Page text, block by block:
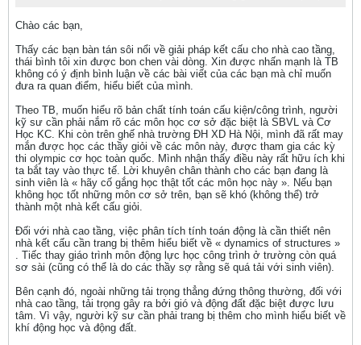
Chào các bạn,
Thấy các bạn bàn tán sôi nổi về giải pháp kết cấu cho nhà cao tầng,
thái bình tôi xin được bon chen vài dòng. Xin được nhấn mạnh là TB
không có ý định bình luận về các bài viết của các bạn mà chỉ muốn
đưa ra quan điểm, hiểu biết của mình.
Theo TB, muốn hiểu rõ bản chất tính toán cấu kiện/công trình, người
kỹ sư cần phải nắm rõ các môn học cơ sở đặc biệt là SBVL và Cơ
Học KC. Khi còn trên ghế nhà trường ĐH XD Hà Nội, mình đã rất may
mắn được học các thầy giỏi về các môn này, được tham gia các kỳ
thi olympic cơ học toàn quốc. Mình nhận thấy điều này rất hữu ích khi
ta bắt tay vào thực tế. Lời khuyên chân thành cho các bạn đang là
sinh viên là « hãy cố gắng học thật tốt các môn học này ». Nếu bạn
không học tốt những môn cơ sở trên, bạn sẽ khó (không thể) trở
thành một nhà kết cấu giỏi.
Đối với nhà cao tầng, việc phân tích tính toán động là cần thiết nên
nhà kết cấu cần trang bị thêm hiểu biết về « dynamics of structures »
. Tiếc thay giáo trình môn động lực học công trình ở trường còn quá
sơ sài (cũng có thể là do các thầy sợ rằng sẽ quá tải với sinh viên).
Bên cạnh đó, ngoài những tải trọng thẳng đứng thông thường, đối với
nhà cao tầng, tải trọng gây ra bởi gió và động đất đặc biệt được lưu
tâm. Vì vậy, người kỹ sư cần phải trang bị thêm cho mình hiểu biết về
khí động học và động đất.